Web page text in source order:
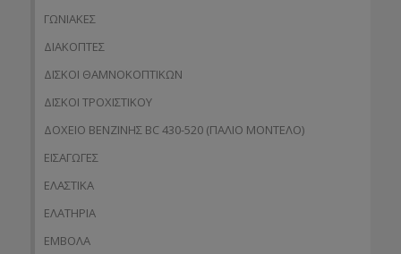
ΓΩΝΙΑΚΕΣ
ΔΙΑΚΟΠΤΕΣ
ΔΙΣΚΟΙ ΘΑΜΝΟΚΟΠΤΙΚΩΝ
ΔΙΣΚΟΙ ΤΡΟΧΙΣΤΙΚΟΥ
ΔΟΧΕΙΟ ΒΕΝΖΙΝΗΣ BC 430-520 (ΠΑΛΙΟ ΜΟΝΤΕΛΟ)
ΕΙΣΑΓΩΓΕΣ
ΕΛΑΣΤΙΚΑ
ΕΛΑΤΗΡΙΑ
ΕΜΒΟΛΑ